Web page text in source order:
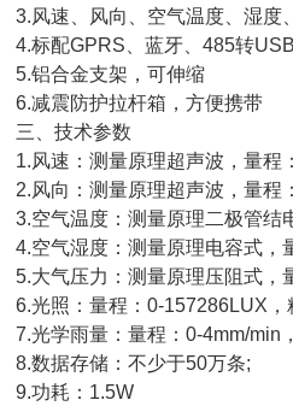
速、风向、空气温度、湿度、
配GPRS、蓝牙、485转USB
合金支架，可伸缩
震防护拉杆箱，方便携带
技术参数
速：测量原理超声波，量程：
向：测量原理超声波，量程：
气温度：测量原理二极管结
气湿度：测量原理电容式，量
气压力：测量原理压阻式，量
照：量程：0-157286LUX，
学雨量：量程：0-4mm/min，
据存储：不少于50万条;
耗：1.5W